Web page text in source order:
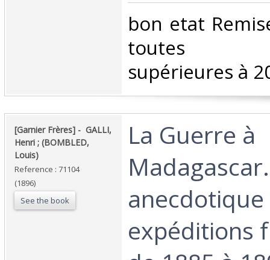
‎bon etat
toutes
supérieures à
‎[Garnier Frères] - ‎ ‎GALLI,
Henri ; (BOMBLED,
Louis)‎
Reference : 71104
(1896)
See the book
‎La Guerre à
anecdotique
expéditions